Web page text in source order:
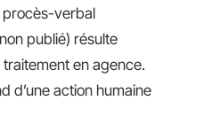
procès-verbal
publié) résulte
en agence.
d’une action humaine